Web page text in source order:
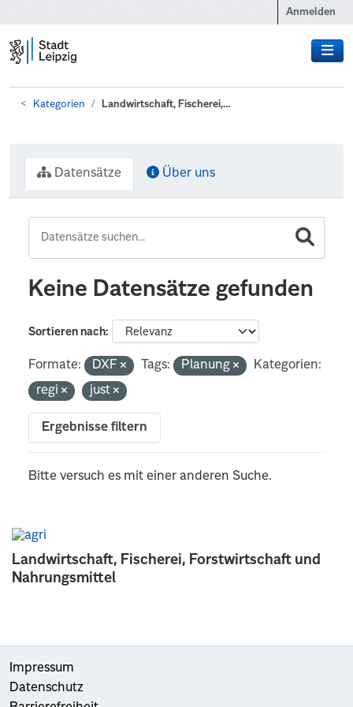
Anmelden
Kategorien Landwirtschaft, Fischerei,...
Landwirtschaft, Fischerei, Forstwirtschaft und
Nahrungsmittel
Datensätze Über uns
Keine Datensätze gefunden
Sortieren nach
Formate: DXF Tags: Planung
Kategorien:
regi
just
Ergebnisse filtern
Bitte versuch es mit einer anderen Suche.
Impressum
Datenschutz